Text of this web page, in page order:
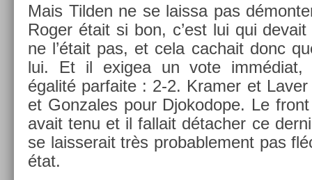
Mais Tild­en ne se lais­sa pas
Roger était si bon, c’est lui qui
ne l’était pas, et cela cac­hait donc
lui. Et il ex­igea un vote immédiat,
égalité par­faite : 2-2. Kram­er et
et Gon­zales pour Djokodope. Le
avait tenu et il fal­lait détach­er ce
se lais­serait très pro­bab­le­ment pas
état.